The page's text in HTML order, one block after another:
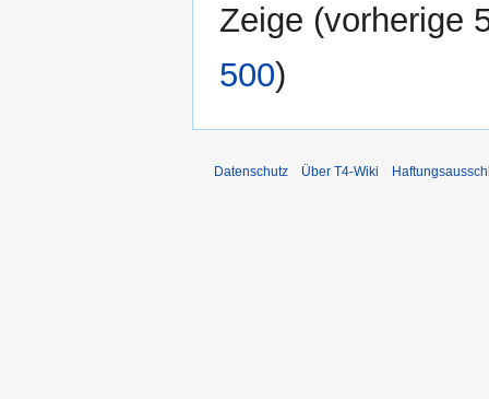
Zeige (vorherige
500)
Datenschutz Über T4-Wiki